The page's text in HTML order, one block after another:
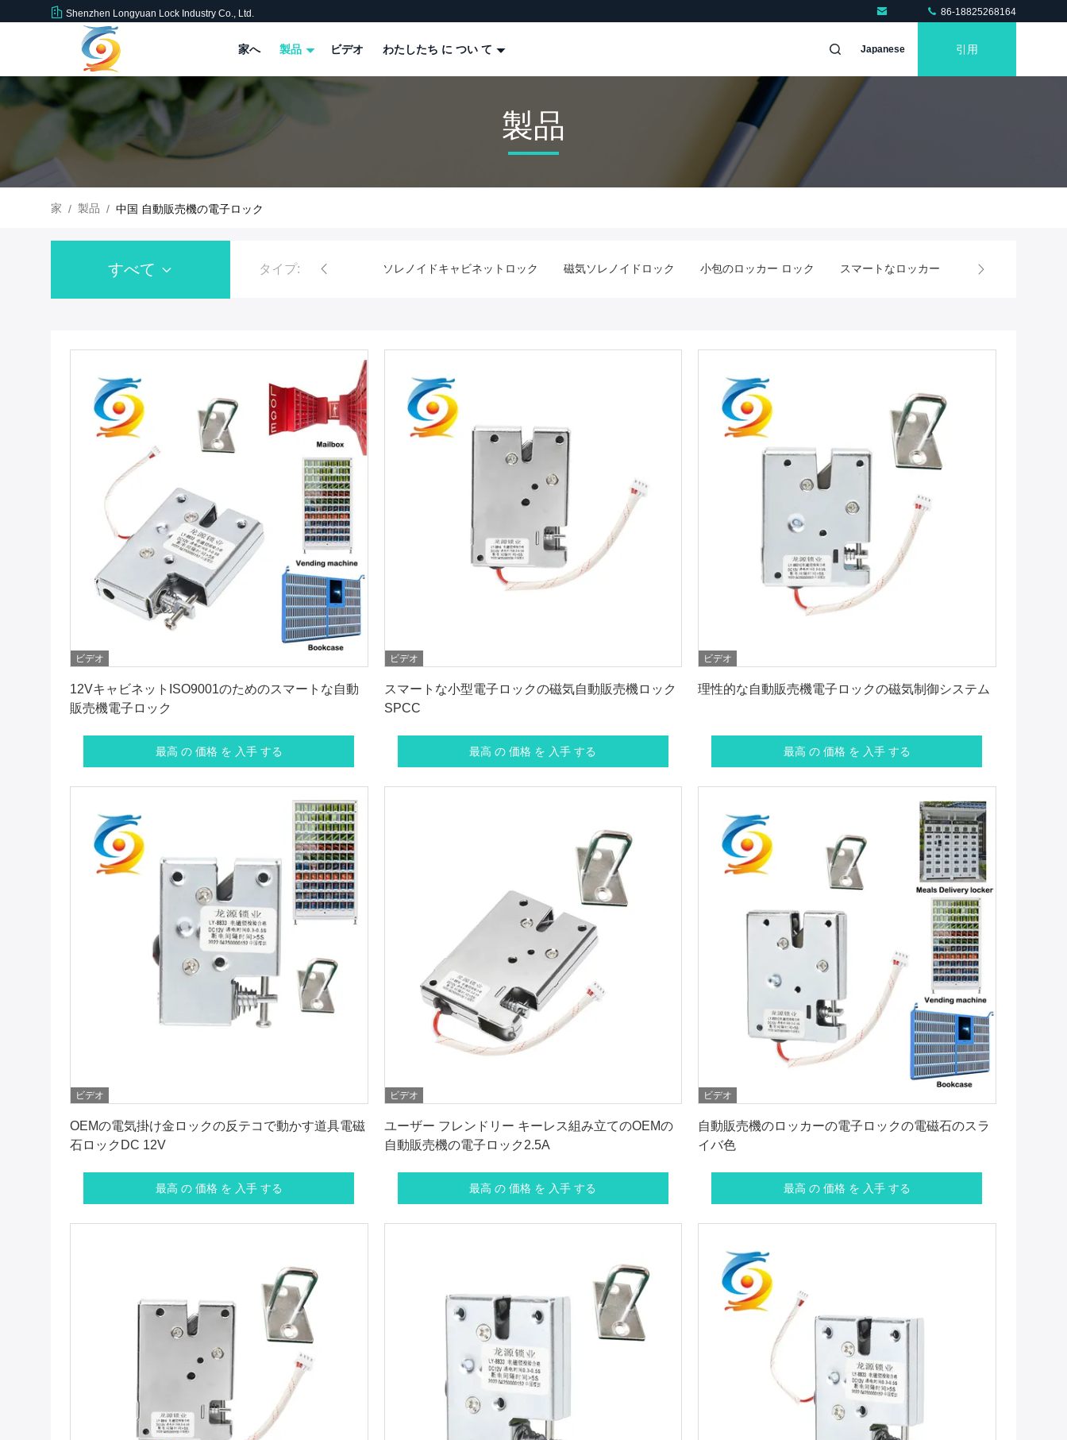
Shenzhen Longyuan Lock Industry Co., Ltd. 86-18825268164
家へ 製品 ビデオ わたしたち に つい て Japanese 引用
製品
家 / 製品 / 中国 自動販売機の電子ロック
すべて タイプ:
電気ソレノイド ロック ソレノイドキャビネットロック 磁気ソレノイドロック 小包のロッカー ロック スマートなロッカー ロック
ビデオ
12VキャビネットISO9001のためのスマートな自動
販売機電子ロック
最高 の 価格 を 入手 する
ビデオ
スマートな小型電子ロックの磁気自動販売機ロック
SPCC
最高 の 価格 を 入手 する
ビデオ
理性的な自動販売機電子ロックの磁気制御システム
最高 の 価格 を 入手 する
ビデオ
OEMの電気掛け金ロックの反テコで動かす道具電磁
石ロックDC 12V
最高 の 価格 を 入手 する
ビデオ
ユーザー フレンドリー キーレス組み立てのOEMの
自動販売機の電子ロック2.5A
最高 の 価格 を 入手 する
ビデオ
自動販売機のロッカーの電子ロックの電磁石のスラ
イバ色
最高 の 価格 を 入手 する